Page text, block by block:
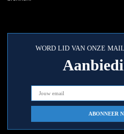
WORD LID VAN ONZE